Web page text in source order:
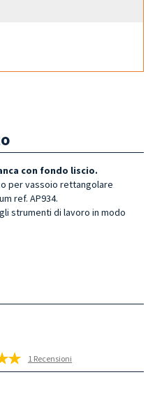
con fondo liscio.
per vassoio rettangolare
ref. AP934.
strumenti di lavoro in modo
1 Recensioni